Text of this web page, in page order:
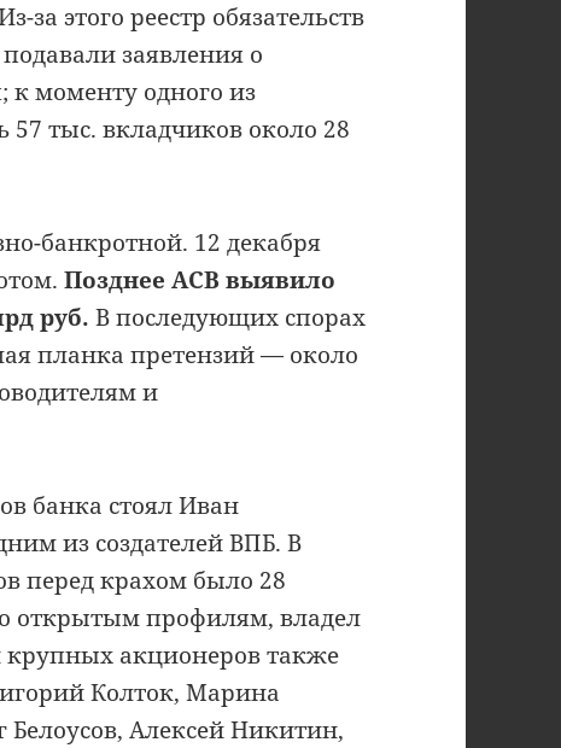
за этого реестр обязательств
заявления о
к моменту одного из
тыс. вкладчиков около 28
банкротной. 12 декабря
Позднее АСВ выявило
руб. В последующих спорах
планка претензий — около
и
банка стоял Иван
из создателей ВПБ. В
перед крахом было 28
открытым профилям, владел
крупных акционеров также
Колток, Марина
Белоусов, Алексей Никитин,